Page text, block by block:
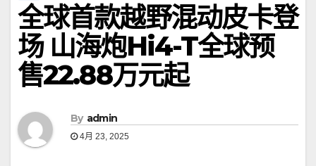
全球首款越野混动皮卡登
场 山海炮Hi4-T全球预
售22.88万元起
By admin
4月 23, 2025